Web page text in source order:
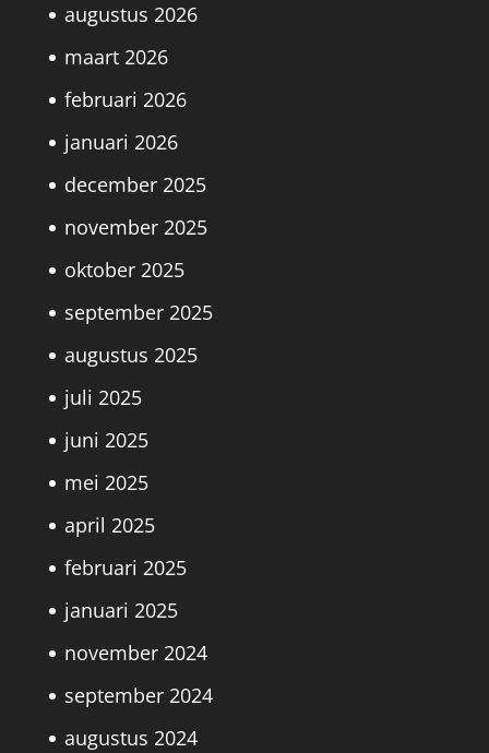
augustus 2026
maart 2026
februari 2026
januari 2026
december 2025
november 2025
oktober 2025
september 2025
augustus 2025
juli 2025
juni 2025
mei 2025
april 2025
februari 2025
januari 2025
november 2024
september 2024
augustus 2024